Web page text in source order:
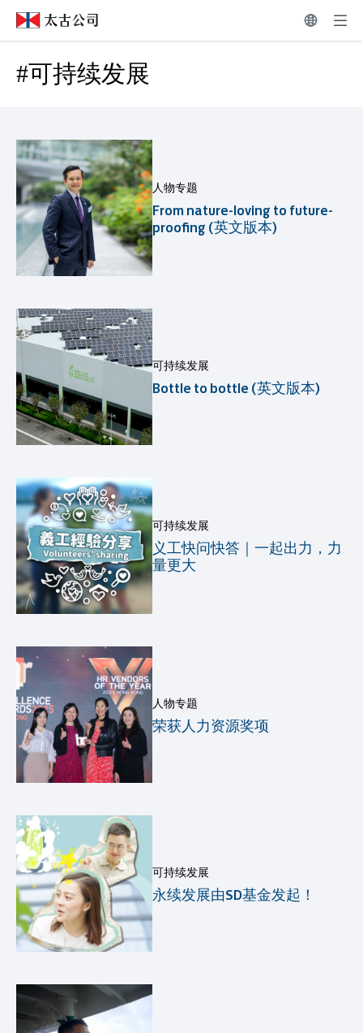
Related News | Swire Pacific Limited
#可持续发展
#可持续发展
人物专题
From nature-loving to future-
proofing (英文版本)
可持续发展
Bottle to bottle (英文版本)
可持续发展
义工快问快答｜一起出力，力
量更大
人物专题
荣获人力资源奖项
可持续发展
永续发展由SD基金发起！